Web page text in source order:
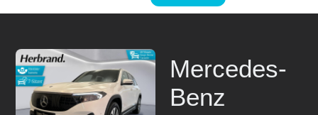
Mercedes-
Benz